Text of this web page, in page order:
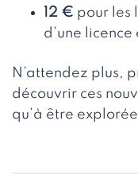
12 € pour les
d’une licence
N’attendez plus,
découvrir ces
qu’à être